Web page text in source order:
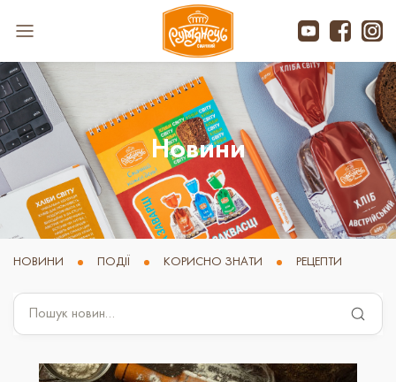
Новини
НОВИНИ ПОДІЇ КОРИСНО ЗНАТИ РЕЦЕПТИ